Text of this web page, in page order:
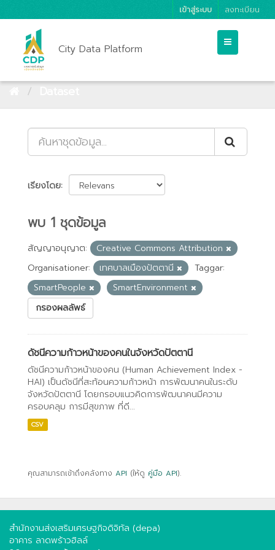
เข้าสู่ระบบ ลงทะเบียน
City Data Platform
เรียงโดย
พบ 1 ชุดข้อมูล
สัญญาอนุญาต:
Creative Commons Attribution
Organisationer:
เทศบาลเมืองปัตตานี
Taggar:
SmartPeople
SmartEnvironment
กรองผลลัพธ์
ดัชนีความก้าวหน้าของคนในจังหวัดปัตตานี
ดัชนีความก้าวหน้าของคน (Human Achievement Index -
HAI) เป็นดัชนีที่สะท้อนความก้าวหน้า การพัฒนาคนในระดับ
จังหวัดปัตตานี โดยกรอบแนวคิดการพัฒนาคนมีความ
ครอบคลุม การมีสุขภาพ ที่ดี...
CSV
คุณสามารถเข้าถึงคลังทาง API (ให้ดู คู่มือ API).
สำนักงานส่งเสริมเศรษฐกิจดิจิทัล (depa)
อาคาร ลาดพร้าวฮิลล์